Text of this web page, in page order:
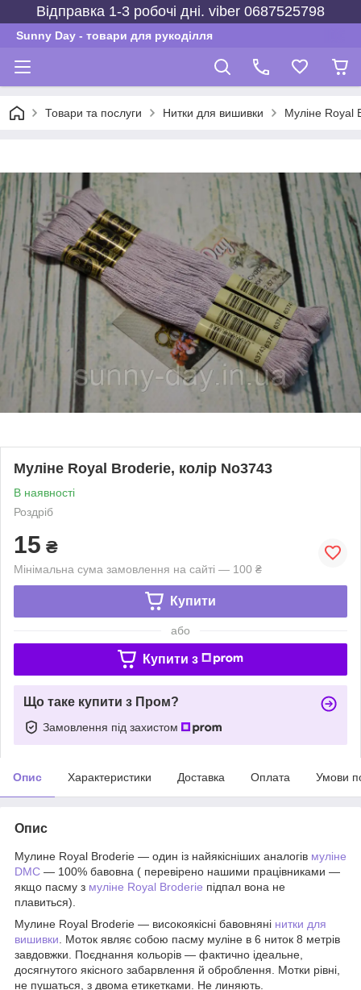
Відправка 1-3 робочі дні. viber 0687525798
Sunny Day - товари для рукоділля
Товари та послуги Нитки для вишивки Муліне Royal
Муліне Royal Broderie, колір No3743
В наявності
Роздріб
15 ₴
Мінімальна сума замовлення на сайті — 100 ₴
Купити
або
Купити з
Що таке купити з Пром?
Замовлення під захистом
Опис Характеристики Доставка Оплата Умови
Опис
Мулине Royal Broderie — один із найякісніших аналогів муліне
DMC — 100% бавовна ( перевірено нашими працівниками —
якщо пасму з муліне Royal Broderie підпал вона не
плавиться).
Мулине Royal Broderie — високоякісні бавовняні нитки для
вишивки . Моток являє собою пасму муліне в 6 ниток 8 метрів
завдовжки. Поєднання кольорів — фактично ідеальне,
досягнутого якісного забарвлення й оброблення. Мотки рівні,
не пушаться, з двома етикетками. Не линяють.